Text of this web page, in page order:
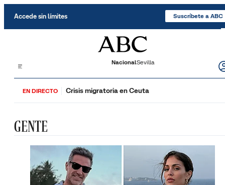
Accede sin límites Suscríbete a ABC
NacionalSevilla
EN DIRECTO Crisis migratoria en Ceuta
GENTE